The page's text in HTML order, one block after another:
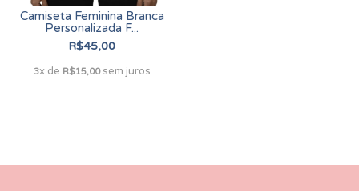
Camiseta Feminina Branca
Personalizada F...
R$45,00
3x de R$15,00sem juros